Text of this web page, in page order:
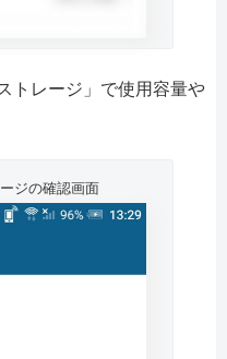
トレージ」で使用容量や
ジの確認画面